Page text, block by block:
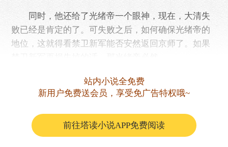
同时，他还给了光绪帝一个眼神，现在，大清失
败已经是肯定的了。可失败之后，如何确保光绪帝的
地位，这就得看禁卫新军能否安然返回京师了。如果
站内小说全免费
新用户免费送会员，享受免广告特权哦~
前往塔读小说APP免费阅读